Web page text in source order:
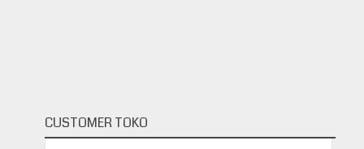
CUSTOMER TOKO